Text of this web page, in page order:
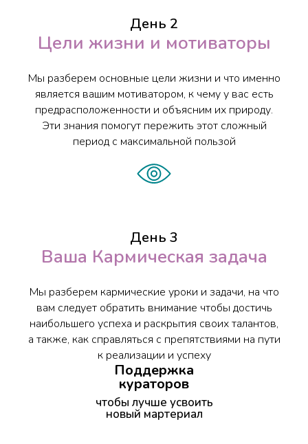
День 2
Цели жизни и мотиваторы
Мы разберем основные цели жизни и что именно
является вашим мотиватором, к чему у вас есть
предрасположенности и объясним их природу.
Эти знания помогут пережить этот сложный
период с максимальной пользой
День 3
Ваша Кармическая задача
Мы разберем кармические уроки и задачи, на что
вам следует обратить внимание чтобы достичь
наибольшего успеха и раскрытия своих талантов,
а также, как справляться с препятствиями на пути
к реализации и успеху
Поддержка
кураторов
чтобы лучше усвоить
новый мартериал